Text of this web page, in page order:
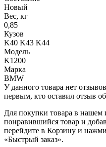
Новый
Вес, кг
0,85
Кузов
K40 K43 K44
Модель
K1200
Марка
BMW
У данного товара нет
первым, кто оставил отзыв
Для покупки товара в нашем
понравившийся товар и
перейдите в Корзину и
«Быстрый заказ».